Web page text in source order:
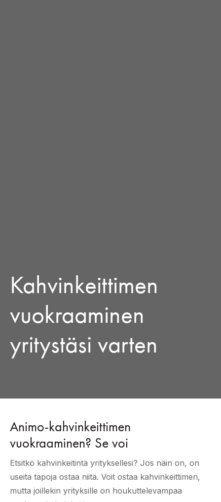
Kahvinkeittimen
vuokraaminen
yritystäsi varten
Animo-kahvinkeittimen
vuokraaminen? Se voi
Etsitkö kahvinkeitintä yrityksellesi? Jos näin on, on
useita tapoja ostaa niitä. Voit ostaa kahvinkeittimen,
mutta joillekin yrityksille on houkuttelevampaa